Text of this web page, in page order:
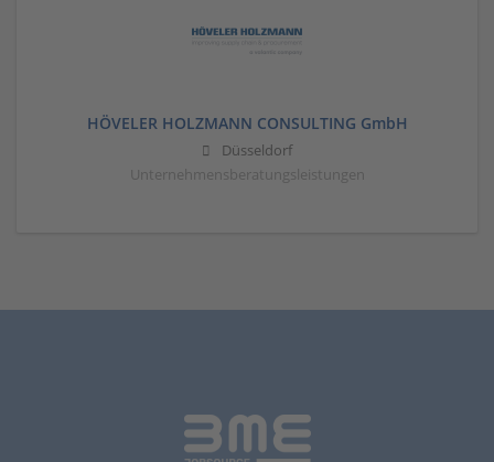
HÖVELER HOLZMANN CONSULTING GmbH
Düsseldorf
Unternehmensberatungsleistungen